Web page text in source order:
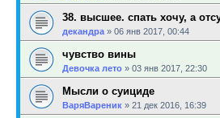
38. высшее. спать хочу, а
декандра » 06 янв 2017, 00:44
чувство вины
Девочка лето » 03 янв 2017, 22:30
Мысли о суициде
ВаряВареник » 21 дек 2016, 16:39